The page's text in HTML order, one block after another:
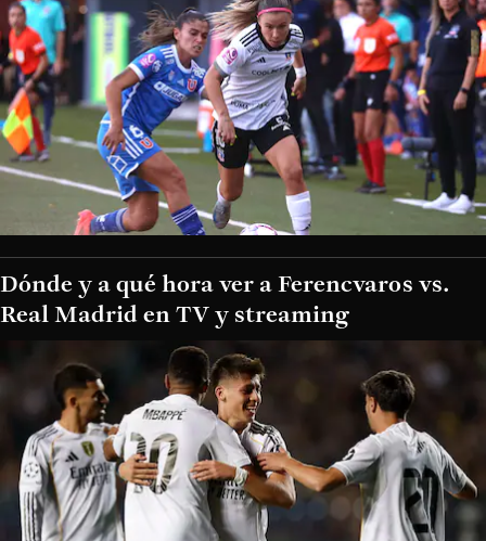
Dónde y a qué hora ver a Ferencvaros vs.
Real Madrid en TV y streaming